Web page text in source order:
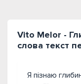
Vito Melor -
слова текст
Я пізнаю